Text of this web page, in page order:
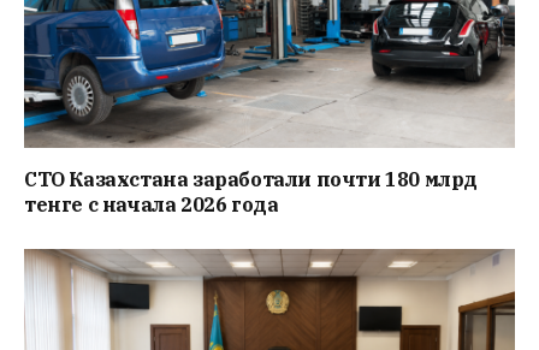
СТО Казахстана заработали почти 180 млрд
тенге с начала 2026 года